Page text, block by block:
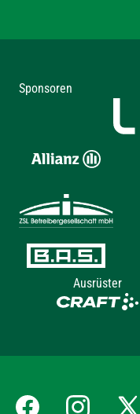
Sponsoren
Ausrüster